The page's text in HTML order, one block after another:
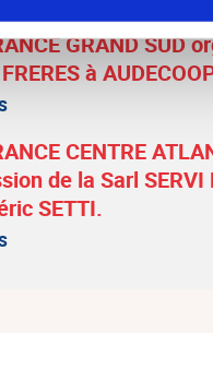
GRAND SUD
à
CENTRE
de la Sarl SERVI
SETTI.